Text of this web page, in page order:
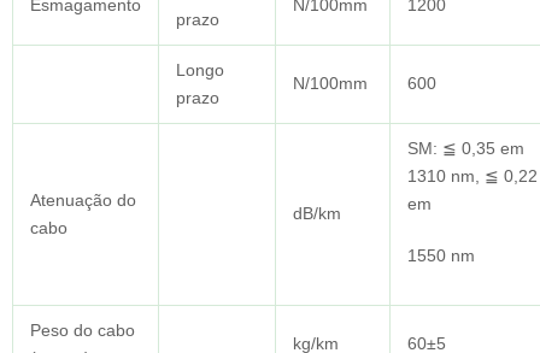
Esmagamento
prazo
N/100mm 1200
Longo
prazo
N/100mm 600
Atenuação do
cabo
dB/km
SM: ≦ 0,35 em
1310 nm, ≦ 0,22
em
1550 nm
Peso do cabo
kg/km 60±5